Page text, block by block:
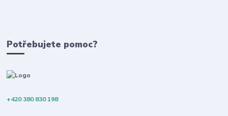
Potřebujete pomoc?
+420 380 830 198